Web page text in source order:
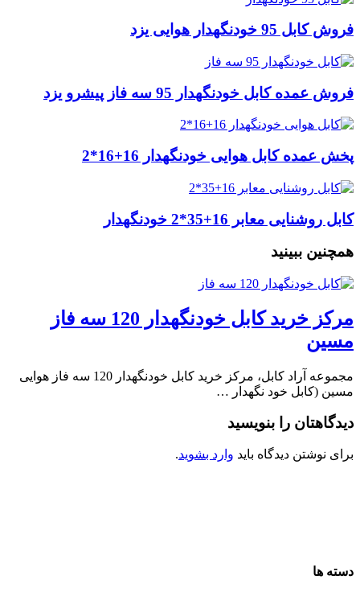
فروش کابل 95 خودنگهدار هوایی یزد
فروش عمده کابل خودنگهدار 95 سه فاز پیشرو یزد
پخش عمده کابل هوایی خودنگهدار 16+16*2
کابل روشنایی معابر 16+35*2 خودنگهدار
همچنین ببینید
مرکز خرید کابل خودنگهدار 120 سه فاز
مسین
مجموعه آراد کابل، مرکز خرید کابل خودنگهدار 120 سه فاز هوایی
مسین (کابل خود نگهدار …
دیدگاهتان را بنویسید
برای نوشتن دیدگاه باید وارد بشوید.
دسته ها